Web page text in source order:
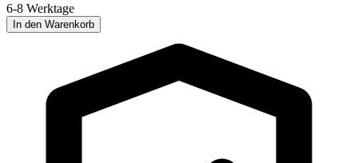
6-8 Werktage
In den Warenkorb